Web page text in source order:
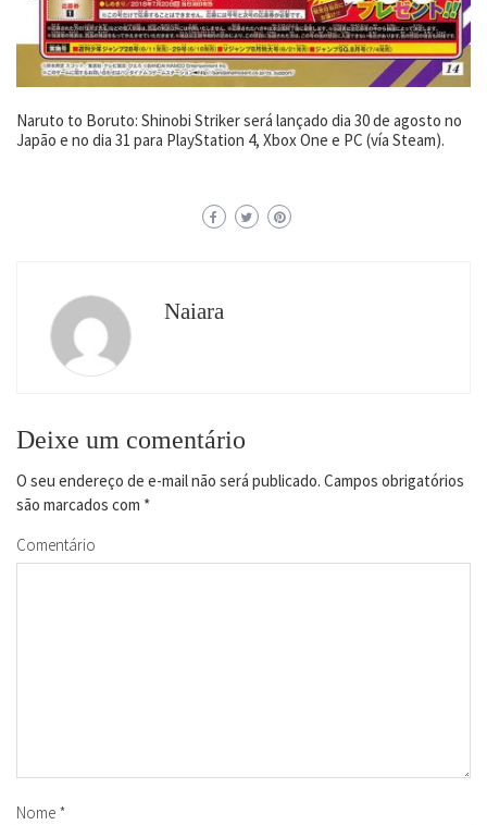
Naruto to Boruto: Shinobi Striker será lançado dia 30 de agosto no
Japão e no dia 31 para PlayStation 4, Xbox One e PC (vía Steam).
Naiara
Deixe um comentário
O seu endereço de e-mail não será publicado. Campos obrigatórios
são marcados com *
Comentário
Nome *